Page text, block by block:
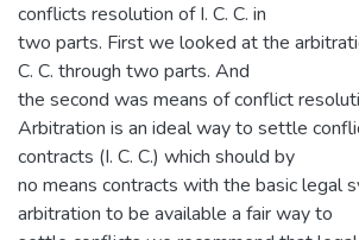
conflicts resolution of I. C. C. in
two parts. First we looked at the
C. C. through two parts. And
the second was means of conflict
Arbitration is an ideal way to settle
contracts (I. C. C.) which should by
no means contracts with the basic legal
arbitration to be available a fair way to